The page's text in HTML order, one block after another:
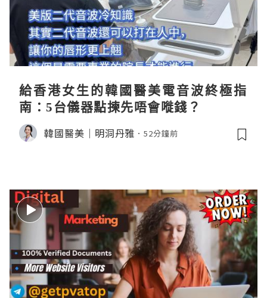
給香港女生的韓國醫美電音波終極指
南：5台儀器點揀先唔會嘥錢？
韓國醫美｜明洞丹雅 52分鐘前